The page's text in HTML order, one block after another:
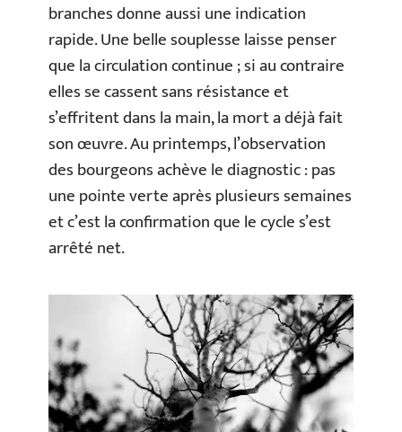
branches donne aussi une indication
rapide. Une belle souplesse laisse penser
que la circulation continue ; si au contraire
elles se cassent sans résistance et
s’effritent dans la main, la mort a déjà fait
son œuvre. Au printemps, l’observation
des bourgeons achève le diagnostic : pas
une pointe verte après plusieurs semaines
et c’est la confirmation que le cycle s’est
arrêté net.